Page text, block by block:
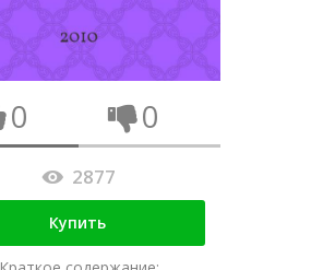
0 0
2877
Купить